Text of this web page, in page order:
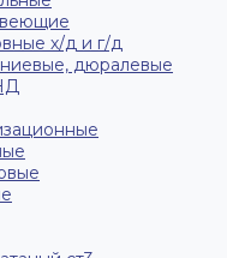
х/д и г/д
дюралевые